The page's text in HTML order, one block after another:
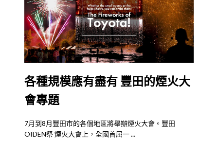
各種規模應有盡有 豐田的煙火大
會專題
7月到8月豐田市的各個地區將舉辦煙火大會。豐田
OIDEN祭 煙火大會上，全國首屈一 ...